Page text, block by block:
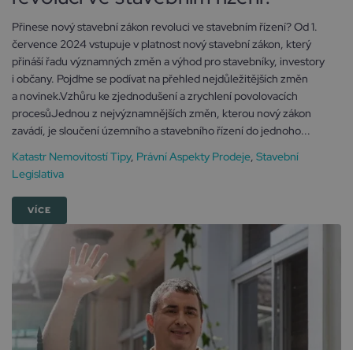
Přinese nový stavební zákon revoluci ve stavebním řízení? Od 1.
července 2024 vstupuje v platnost nový stavební zákon, který
přináší řadu významných změn a výhod pro stavebníky, investory
i občany. Pojďme se podívat na přehled nejdůležitějších změn
a novinek.Vzhůru ke zjednodušení a zrychlení povolovacích
procesůJednou z nejvýznamnějších změn, kterou nový zákon
zavádí, je sloučení územního a stavebního řízení do jednoho...
Katastr Nemovitostí Tipy, Právní Aspekty Prodeje, Stavební
Legislativa
VÍCE